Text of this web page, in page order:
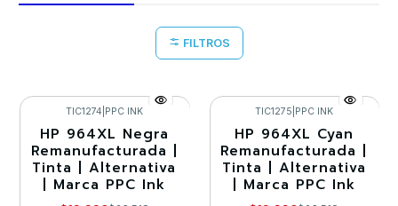
FILTROS
-15%
TIC1274 PPC INK
HP 964XL Negra
Remanufacturada |
Tinta | Alternativa
| Marca PPC Ink
-15%
TIC1275 PPC INK
HP 964XL Cyan
Remanufacturada |
Tinta | Alternativa
| Marca PPC Ink